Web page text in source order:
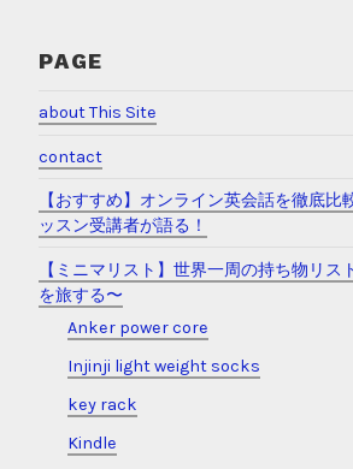
PAGE
about This Site
contact
【おすすめ】オンライン英会話を徹底比
ッスン受講者が語る！
【ミニマリスト】世界一周の持ち物リ
を旅する〜
Anker power core
Injinji light weight socks
key rack
Kindle